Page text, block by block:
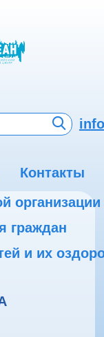
Контакты
организации
граждан
и их